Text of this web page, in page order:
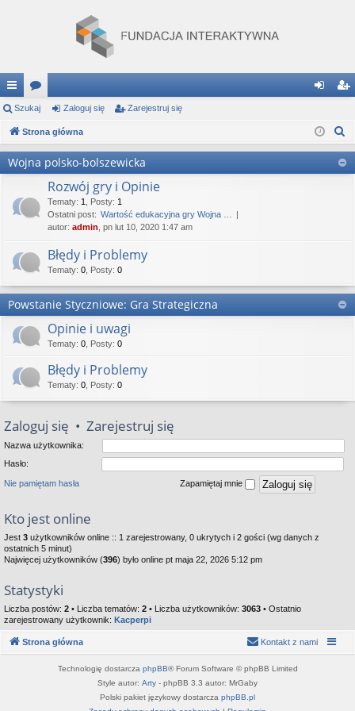
ię
ce
j
or
a og ej
es
Szukaj Zaloguj się Zarejestruj się
Strona główna
Wojna polsko-bolszewicka
Rozwój gry i Opinie
Tematy: 1 Posty: 1
Ostatni post: Wartość edukacyjna gry Wojna …
autor: admin , pn lut 10, 2020 1:47 am
Błędy i Problemy
Tematy: 0 Posty: 0
Powstanie Styczniowe: Gra Strategiczna
Opinie i uwagi
Tematy: 0 Posty: 0
Błędy i Problemy
Tematy: 0 Posty: 0
Zaloguj się • Zarejestruj się
Nazwa użytkownika:
Hasło:
Nie pamiętam hasła Zapamiętaj mnie
Kto jest online
Jest 3 użytkowników online :: 1 zarejestrowany, 0 ukrytych i 2 gości (wg danych z
ostatnich 5 minut)
Najwięcej użytkowników (396) było online pt maja 22, 2026 5:12 pm
Statystyki
Liczba postów: 2 • Liczba tematów: 2 • Liczba użytkowników: 3063 • Ostatnio
zarejestrowany użytkownik: Kacperpi
Strona główna Kontakt z nami
Technologię dostarcza phpBB® Forum Software © phpBB Limited
Style autor: Arty - phpBB 3.3 autor: MrGaby
Polski pakiet językowy dostarcza phpBB.pl